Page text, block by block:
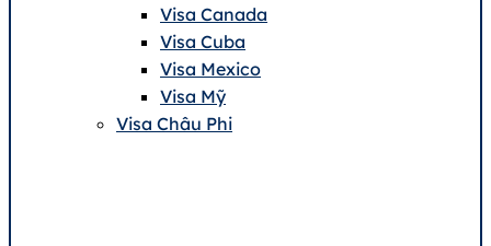
Visa Canada
Visa Cuba
Visa Mexico
Visa Mỹ
Visa Châu Phi